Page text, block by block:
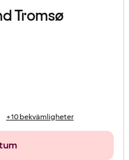
Tromsø
+10 bekvämligheter